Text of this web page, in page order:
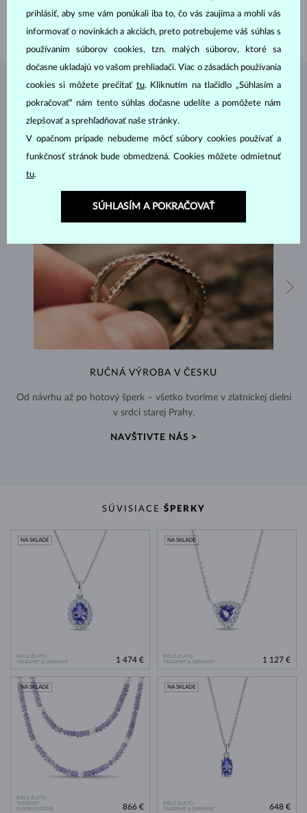
DĹŽKA 420 mm
VÁHA 1.3 g
ŠPERKY ZATELIÉRU KLENOTA
RUČNÁ VÝROBA V ČESKU
Od návrhu až po hotový šperk – všetko tvoríme v zlatníckej dielni
v srdci starej Prahy.
NAVŠTIVTE NÁS >
SÚVISIACE ŠPERKY
BIELE ZLATO
TANZANIT & DIAMANT
NA SKLADE
1 474 €
BIELE ZLATO
TANZANIT & DIAMANT
NA SKLADE
1 127 €
BIELE ZLATO
TANZANIT
SLADKOVODNÉ
NA SKLADE
866 €
BIELE ZLATO
TANZANIT & DIAMANT
NA SKLADE
648 €
prihlásiť, aby sme vám ponúkali iba to, čo vás zaujíma a mohli vás
informovať o novinkách a akciách, preto potrebujeme váš súhlas s
používaním súborov cookies, tzn. malých súborov, ktoré sa
dočasne ukladajú vo vašom prehliadači. Viac o zásadách používania
cookies si môžete prečítať tu. Kliknutím na tlačidlo „Súhlasím a
pokračovať“ nám tento súhlas dočasne udelíte a pomôžete nám
zlepšovať a sprehľadňovať naše stránky.
V opačnom prípade nebudeme môcť súbory cookies používať a
funkčnosť stránok bude obmedzená. Cookies môžete odmietnuť
tu.
SÚHLASÍM A POKRAČOVAŤ